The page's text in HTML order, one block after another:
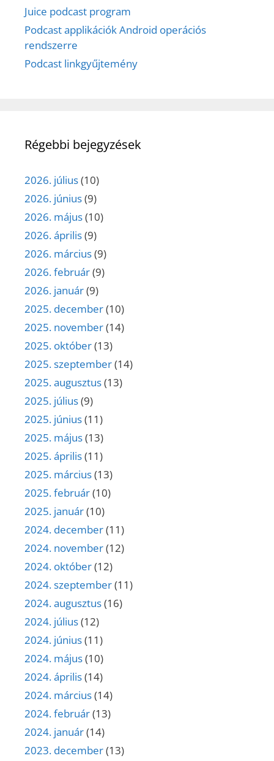
Juice podcast program
Podcast applikációk Android operációs
rendszerre
Podcast linkgyűjtemény
Régebbi bejegyzések
2026. július(10)
2026. június(9)
2026. május(10)
2026. április(9)
2026. március(9)
2026. február(9)
2026. január(9)
2025. december(10)
2025. november(14)
2025. október(13)
2025. szeptember(14)
2025. augusztus(13)
2025. július(9)
2025. június(11)
2025. május(13)
2025. április(11)
2025. március(13)
2025. február(10)
2025. január(10)
2024. december(11)
2024. november(12)
2024. október(12)
2024. szeptember(11)
2024. augusztus(16)
2024. július(12)
2024. június(11)
2024. május(10)
2024. április(14)
2024. március(14)
2024. február(13)
2024. január(14)
2023. december(13)